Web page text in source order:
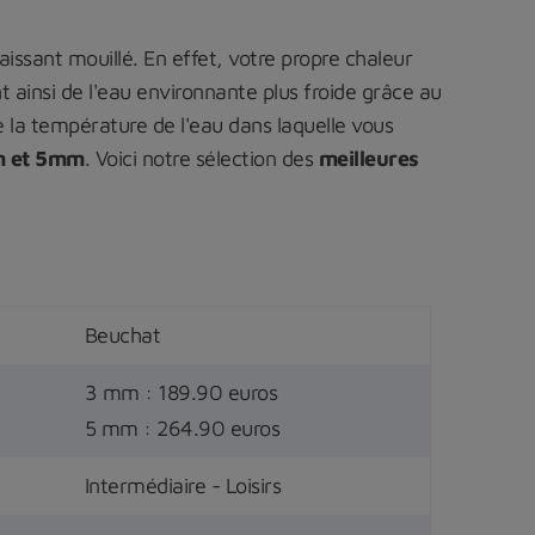
mouillé. En effet, votre propre chaleur
de l'eau environnante plus froide grâce au
température de l'eau dans laquelle vous
et 5mm. Voici notre sélection des meilleures
Beuchat
3 mm : 189.90 euros
5 mm : 264.90 euros
Intermédiaire - Loisirs